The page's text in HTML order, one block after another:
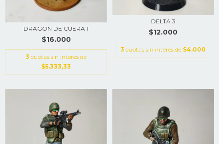
DRAGON DE CUERA 1
$16.000
3 cuotas sin interés de
$5.333,33
DELTA 3
$12.000
3 cuotas sin interés de $4.000